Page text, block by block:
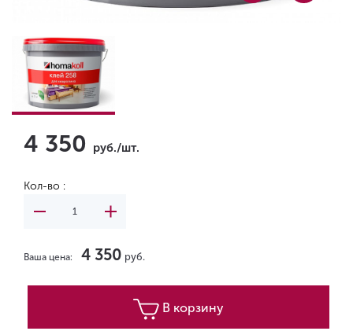
4 350 руб./шт.
Кол-во :
Ваша цена: 4 350 руб.
В корзину